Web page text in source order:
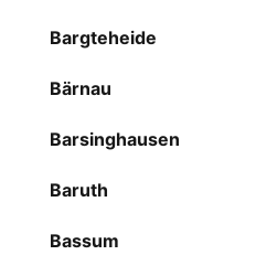
Bargteheide
Bärnau
Barsinghausen
Baruth
Bassum